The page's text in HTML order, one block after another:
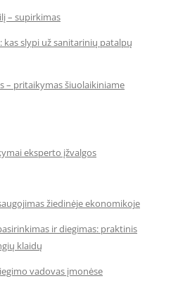
– supirkimas
kas slypi už sanitarinių patalpų
– pritaikymas šiuolaikiniame
eksperto įžvalgos
žiedinėje ekonomikoje
ir diegimas: praktinis
klaidų
vadovas įmonėse